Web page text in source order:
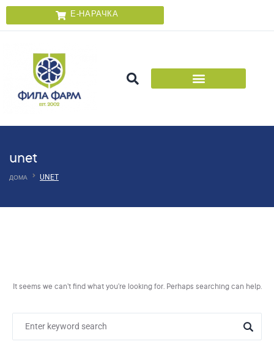
Е-НАРАЧКА
unet
ДОМА UNET
It seems we can’t find what you’re looking for. Perhaps searching can help.